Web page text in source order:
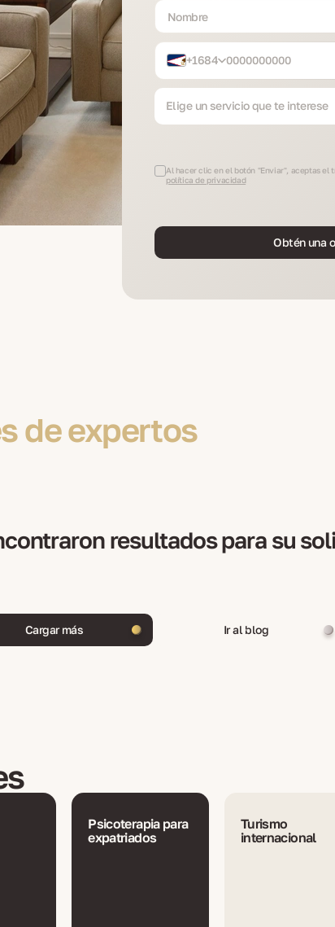
+1684
Elige un servicio que te interese
Al hacer clic en el botón "Enviar", aceptas el
política de privacidad
Obtén una
de expertos
resultados para su
Cargar más Ir al blog
Psicoterapia para
expatriados
Turismo
internacional